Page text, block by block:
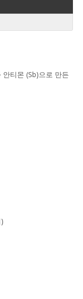
티몬 (Sb)으로 만든